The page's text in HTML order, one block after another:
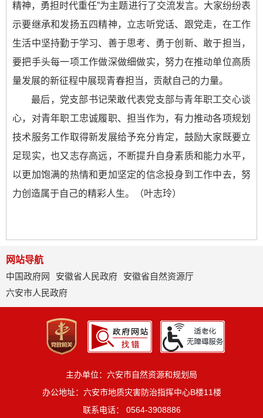
精神，勇担时代重任”为主题进行了交流发言。大家纷纷表
示要继承和发扬五四精神，立志听党话、跟党走，在工作
生活中坚持勤于学习、善于思考、勇于创新、敢于担当，
要把手头每一项工作做深做细做实，努力在推动单位高质
量发展的新征程中展现青春担当，贡献自己的力量。
最后，党支部书记荣敢代表党支部与青年职工交心谈
心，对青年职工忠诚履职、担当作为，有力推动各项规划
技术服务工作取得新发展给予充分肯定，鼓励大家既要立
足现实，也又志存高远，不断提升自身素质和能力水平，
以更加饱满的热情和更加坚定的信念投身到工作中去，努
力创造属于自己的精彩人生。（叶志玲）
网站导航
中国政府网
安徽省人民政府
安徽省自然资源厅
六安市人民政府
主办单位：六安市自然资源和规划局
办公地址：六安市地质灾害防治指挥中心B楼11楼
联系电话： 0564-3908886